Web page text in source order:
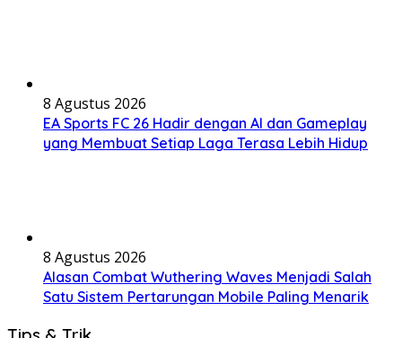
8 Agustus 2026
EA Sports FC 26 Hadir dengan AI dan Gameplay
yang Membuat Setiap Laga Terasa Lebih Hidup
8 Agustus 2026
Alasan Combat Wuthering Waves Menjadi Salah
Satu Sistem Pertarungan Mobile Paling Menarik